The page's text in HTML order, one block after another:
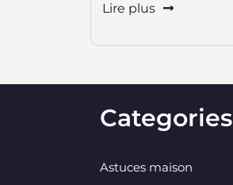
Lire plus
Categories
Astuces maison